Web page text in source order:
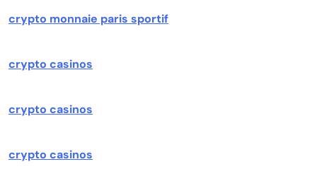
crypto monnaie paris sportif
crypto casinos
crypto casinos
crypto casinos